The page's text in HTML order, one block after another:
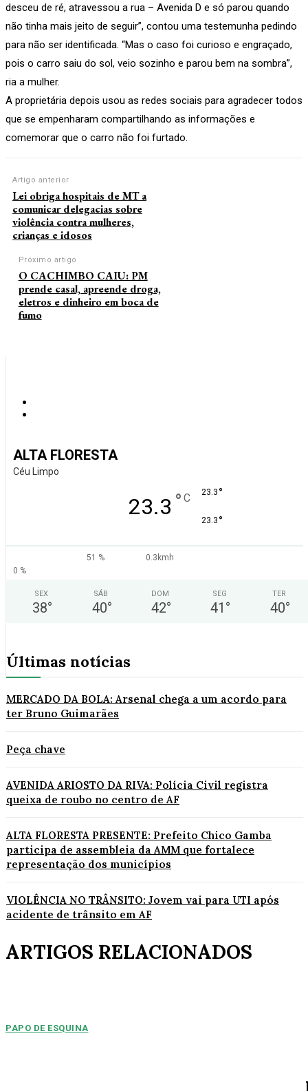
desceu de ré, atravessou a rua – Avenida D e só parou quando
não tinha mais jeito de seguir”, contou uma testemunha pedindo
para não ser identificada. “Mas o caso foi curioso e engraçado,
pois o carro saiu do sol, veio sozinho e parou bem na sombra”,
ria a mulher.
A proprietária depois usou as redes sociais para agradecer todos
que se empenharam compartilhando as informações e
comemorar que o carro não foi furtado.
Artigo anterior
Lei obriga hospitais de MT a
comunicar delegacias sobre
violência contra mulheres,
crianças e idosos
Próximo artigo
O CACHIMBO CAIU: PM
prende casal, apreende droga,
eletros e dinheiro em boca de
fumo
ALTA FLORESTA
Céu Limpo
23.3 ° C 23.3 °
23.3 °
51 %
0.3kmh
0 %
SEX
38°
SÁB
40°
DOM
42°
SEG
41 °
TER
40°
Últimas notícias
MERCADO DA BOLA: Arsenal chega a um acordo para
ter Bruno Guimarães
Peça chave
AVENIDA ARIOSTO DA RIVA: Polícia Civil registra
queixa de roubo no centro de AF
ALTA FLORESTA PRESENTE: Prefeito Chico Gamba
participa de assembleia da AMM que fortalece
representação dos municípios
VIOLÊNCIA NO TRÂNSITO: Jovem vai para UTI após
acidente de trânsito em AF
ARTIGOS RELACIONADOS
PAPO DE ESQUINA